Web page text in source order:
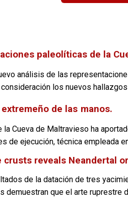
paleolíticas de la
análisis de las
los nuevos
de las manos.
Cueva de Maltravieso ha
de ejecución, técnica empleada
reveals Neandertal
de la datación de tres
demuestran que el arte ruprestre